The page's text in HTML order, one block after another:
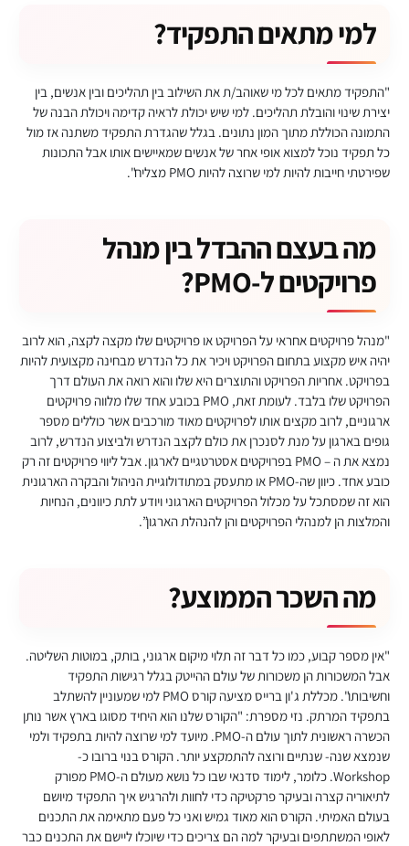
למי מתאים התפקיד?
"התפקיד מתאים לכל מי שאוהב/ת את השילוב בין תהליכים ובין אנשים, בין
יצירת שינוי והובלת תהליכים. למי שיש יכולת לראיה קדימה ויכולת הבנה של
התמונה הכוללת מתוך המון נתונים. בגלל שהגדרת התפקיד משתנה אז מול
כל תפקיד נוכל למצוא אופי אחר של אנשים שמאיישים אותו אבל התכונות
שפירטתי חייבות להיות למי שרוצה להיות PMO מצליח".
מה בעצם ההבדל בין מנהל
פרויקטים ל-PMO?
"מנהל פרויקטים אחראי על הפרויקט או פרויקטים שלו מקצה לקצה, הוא לרוב
יהיה איש מקצוע בתחום הפרויקט ויכיר את כל הנדרש מבחינה מקצועית להיות
בפרויקט. אחריות הפרויקט והתוצרים היא שלו והוא רואה את העולם דרך
הפרויקט שלו בלבד. לעומת זאת, PMO בכובע אחד שלו מלווה פרויקטים
ארגוניים, לרוב מקצים אותו לפרויקטים מאוד מורכבים אשר כוללים מספר
גופים בארגון על מנת לסנכרן את כולם לקצב הנדרש ולביצוע הנדרש, לרוב
נמצא את ה – PMO בפרויקטים אסטרטגיים לארגון. אבל ליווי פרויקטים זה רק
כובע אחד. כיוון שה-PMO או מתעסק במתודולוגיית הניהול והבקרה הארגונית
הוא זה שמסתכל על מכלול הפרויקטים הארגוני ויודע לתת כיוונים, הנחיות
והמלצות הן למנהלי הפרויקטים והן להנהלת הארגון”.
מה השכר הממוצע?
"אין מספר קבוע, כמו כל דבר זה תלוי מיקום ארגוני, בותק, במוטות השליטה.
אבל המשכורות הן משכורות של עולם ההייטק בגלל רגישות התפקיד
וחשיבותו". מכללת ג'ון ברייס מציעה קורס PMO למי שמעוניין להשתלב
בתפקיד המרתק. נזי מספרת: "הקורס שלנו הוא היחיד מסוגו בארץ אשר נותן
הכשרה ראשונית לתוך עולם ה-PMO. מיועד למי שרוצה להיות בתפקיד ולמי
שנמצא שנה- שנתיים ורוצה להתמקצע יותר. הקורס בנוי ברובו כ-
Workshop. כלומר, לימוד סדנאי שבו כל נושא מעולם ה-PMO מפורק
לתיאוריה קצרה ובעיקר פרקטיקה כדי לחוות ולהרגיש איך התפקיד מיושם
בעולם האמיתי. הקורס הוא מאוד גמיש ואני כל פעם מתאימה את התכנים
לאופי המשתתפים ובעיקר למה הם צריכים כדי שיוכלו ליישם את התכנים כבר